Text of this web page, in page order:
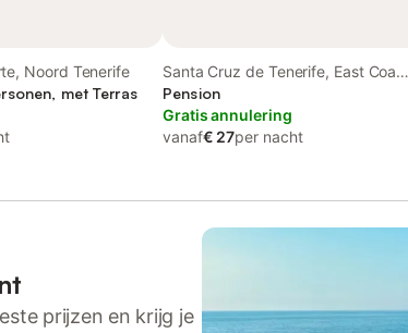
Noord Tenerife
met Terras
Santa Cruz de Tenerife, East Coast
of Tenerife
Pension
Gratis annulering
vanaf€ 27per nacht
prijzen en krijg je